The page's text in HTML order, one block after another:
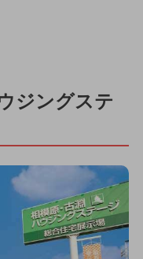
ジングステ